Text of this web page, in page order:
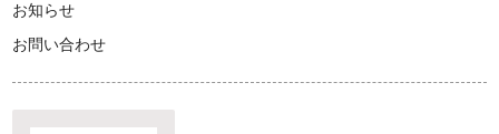
お知らせ
お問い合わせ